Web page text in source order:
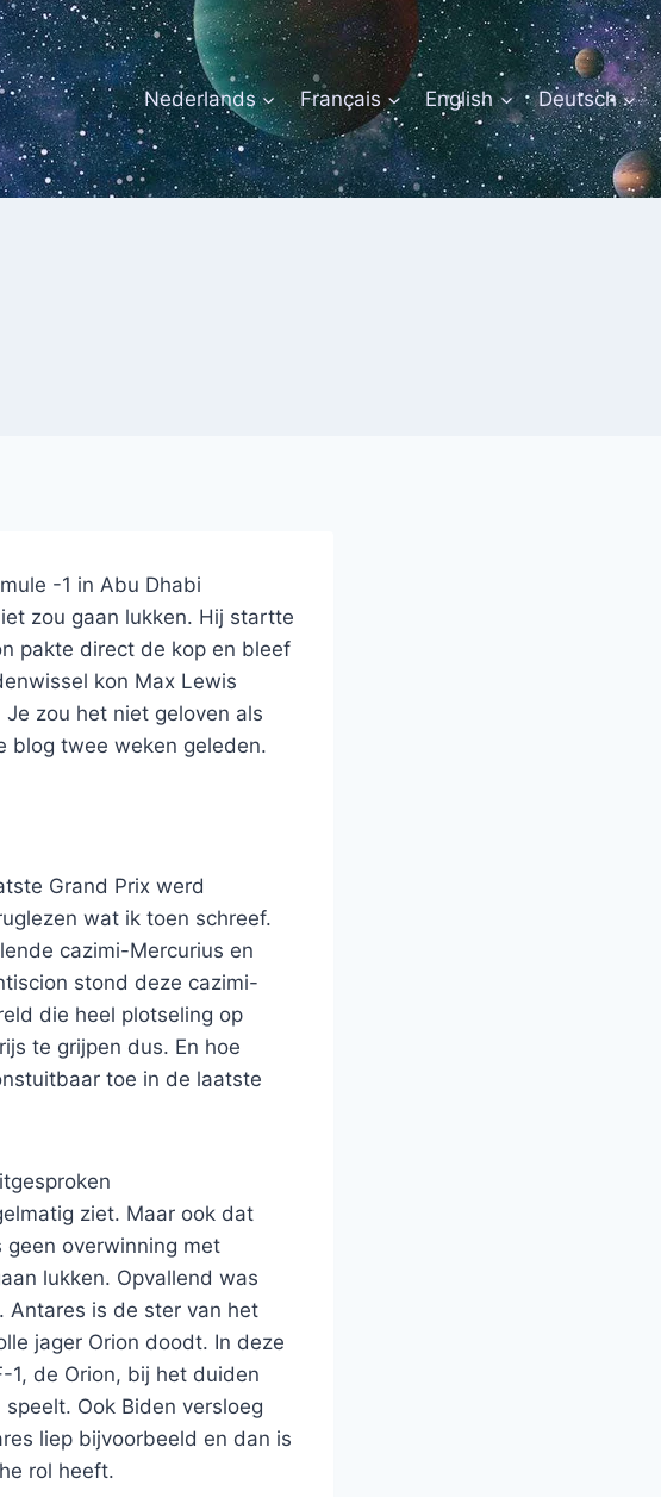
Nederlands Français English Deutsch
-1 in Abu Dhabi
zou gaan lukken. Hij startte
pakte direct de kop en bleef
kon Max Lewis
zou het niet geloven als
blog twee weken geleden.
Grand Prix werd
wat ik toen schreef.
cazimi-Mercurius en
stond deze cazimi-
die heel plotseling op
te grijpen dus. En hoe
toe in de laatste
ziet. Maar ook dat
overwinning met
lukken. Opvallend was
Antares is de ster van het
jager Orion doodt. In deze
1, de Orion, bij het duiden
Ook Biden versloeg
liep bijvoorbeeld en dan is
rol heeft.